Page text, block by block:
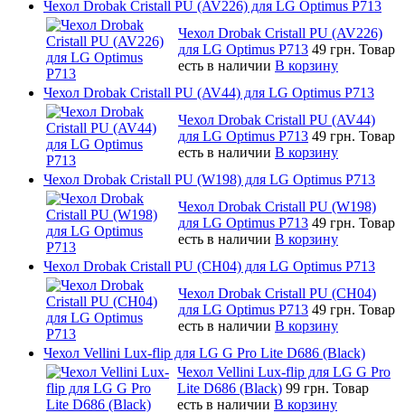
Чехол Drobak Cristall PU (AV226) для LG Optimus P713
Чехол Drobak Cristall PU (AV226)
для LG Optimus P713 49 грн. Товар
есть в наличии В корзину
Чехол Drobak Cristall PU (AV44) для LG Optimus P713
Чехол Drobak Cristall PU (AV44)
для LG Optimus P713 49 грн. Товар
есть в наличии В корзину
Чехол Drobak Cristall PU (W198) для LG Optimus P713
Чехол Drobak Cristall PU (W198)
для LG Optimus P713 49 грн. Товар
есть в наличии В корзину
Чехол Drobak Cristall PU (CH04) для LG Optimus P713
Чехол Drobak Cristall PU (CH04)
для LG Optimus P713 49 грн. Товар
есть в наличии В корзину
Чехол Vellini Lux-flip для LG G Pro Lite D686 (Black)
Чехол Vellini Lux-flip для LG G Pro
Lite D686 (Black) 99 грн. Товар
есть в наличии В корзину